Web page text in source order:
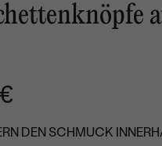
DEN SCHMUCK